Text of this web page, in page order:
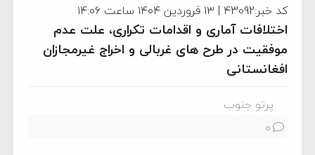
کد خبر:43092 | ۱۳ فروردین ۱۴۰۴ ساعت ۱۴:۰۶
اختلافات آماری و اقدامات تکراری، علت عدم
موفقیت در طرح های غربالی و اخراج غیرمجازان
افغانستانی
پرتو جنوب
0